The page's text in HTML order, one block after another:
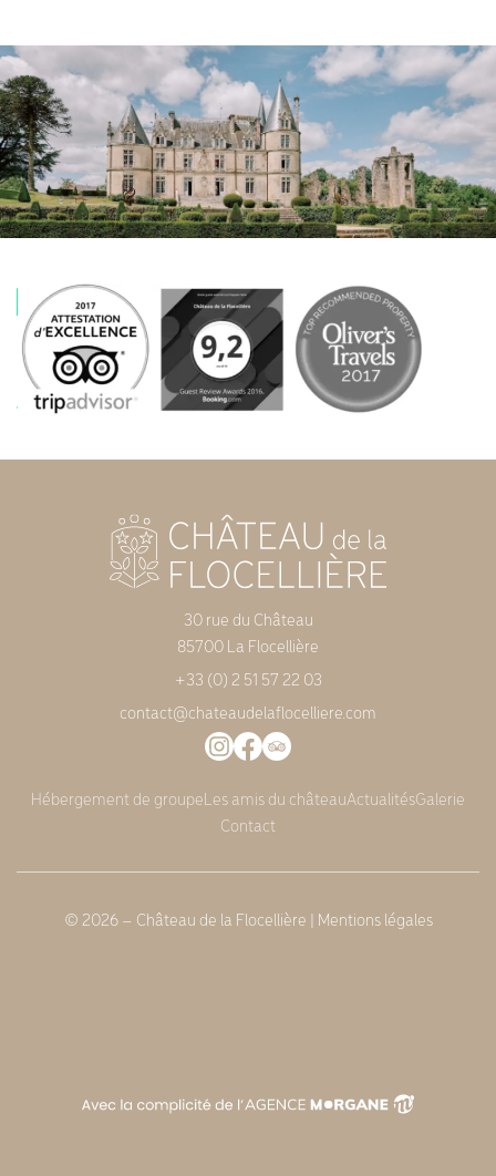
30 rue du Château
85700 La Flocellière
+33 (0) 2 51 57 22 03
contact@chateaudelaflocelliere.com
Hébergement de groupeLes amis du châteauActualitésGalerie
Contact
© 2026 – Château de la Flocellière | Mentions légales